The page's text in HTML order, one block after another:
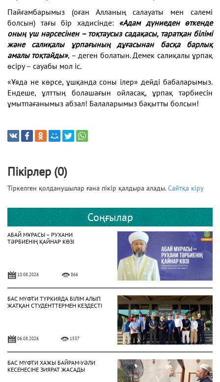
Пайғамбарымыз (оған Алланың салауаты мен сәлемі
болсын) тағы бір хадисінде: «Адам дүниеден өткенде
оның үш нәрсесінен – тоқтаусыз садақасы, таратқан білімі
және салиқалы ұрпағының дұғасынан басқа барлық
амалы тоқтайды», – деген болатын. Демек салиқалы ұрпақ
өсіру – сауабы мол іс.
«Ұяда не көрсе, ұшқанда соны ілер» дейді бабаларымыз.
Ендеше, ұлттың болашағын ойласақ, ұрпақ тәрбиесін
ұмытпағанымыз абзал! Балаларымыз бақытты болсын!
Пікірлер (0)
Тіркелген қолданушылар ғана пікір қалдыра алады.Сайтқа кіру
Соңғылар
АБАЙ МҰРАСЫ – РУХАНИ
ТӘРБИЕНІҢ ҚАЙНАР КӨЗІ
10.08.2026 866
БАС МҮФТИ ТҮРКИЯДА БІЛІМ АЛЫП
ЖАТҚАН СТУДЕНТТЕРМЕН КЕЗДЕСТІ
06.08.2026 1537
БАС МҮФТИ ХАЖЫ БАЙРАМ-УӘЛИ
КЕСЕНЕСІНЕ ЗИЯРАТ ЖАСАДЫ